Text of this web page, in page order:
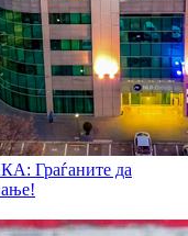
Граѓаните да